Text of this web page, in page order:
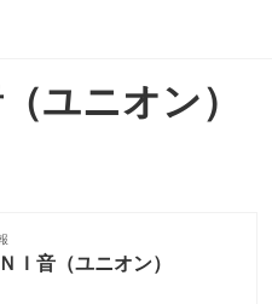
ユニオン）
Ｉ音（ユニオン）